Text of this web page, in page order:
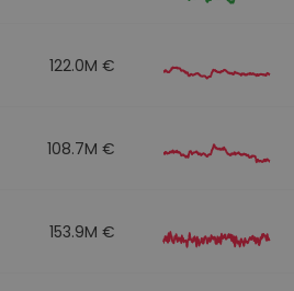
122.0M €
108.7M €
153.9M €